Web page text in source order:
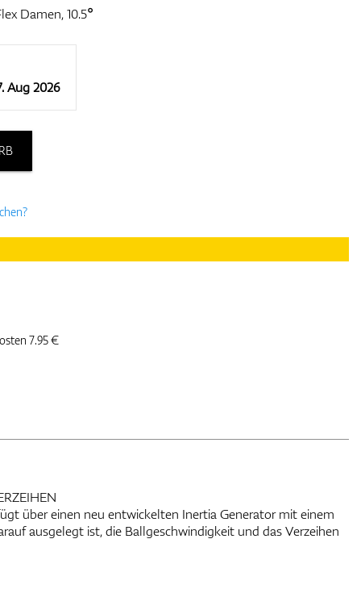
Damen, 10.5°
Aug 2026
7.95 €
über einen neu entwickelten Inertia Generator mit einem
ausgelegt ist, die Ballgeschwindigkeit und das Verzeihen